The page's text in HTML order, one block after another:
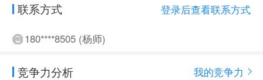
联系方式 登录后查看联系方式
180****8505 (杨师)
竞争力分析 我的竞争力